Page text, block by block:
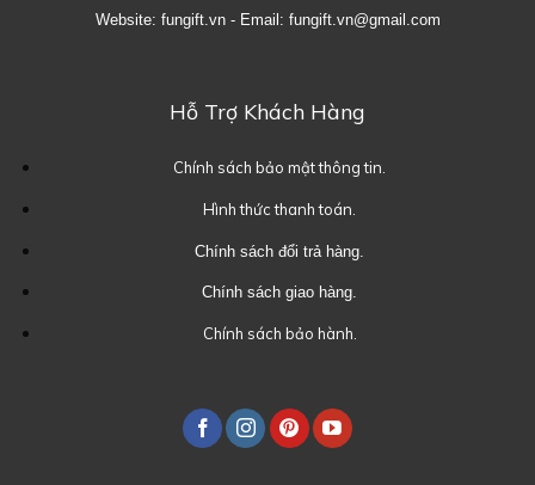
Website: fungift.vn - Email: fungift.vn@gmail.com
Hỗ Trợ Khách Hàng
Chính sách bảo mật thông tin.
Hình thức thanh toán.
Chính sách đổi trả hàng.
Chính sách giao hàng.
Chính sách bảo hành.